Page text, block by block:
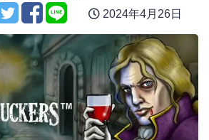
2024年4月26日